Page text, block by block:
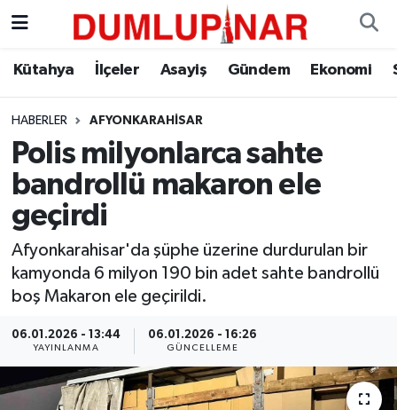
Kütahya İlçeler Asayiş Gündem Ekonomi
HABERLER AFYONKARAHISAR
Polis milyonlarca sahte
bandrollü makaron ele
geçirdi
Afyonkarahisar'da şüphe üzerine durdurulan bir
kamyonda 6 milyon 190 bin adet sahte bandrollü
boş Makaron ele geçirildi.
06.01.2026 - 13:44
YAYINLANMA
06.01.2026 - 16:26
GÜNCELLEME
Asayiş
Diğer
Dünya
Eğitim
Ekonomi
Eleman
Emlak
Gündem
Kütahya Hava Durumu
Kütahya Trafik Yoğunluk Haritası
Süper Lig Puan Durumu ve Fikstür
Tüm Manşetler
Son Dakika Haberleri
Haber Arşivi